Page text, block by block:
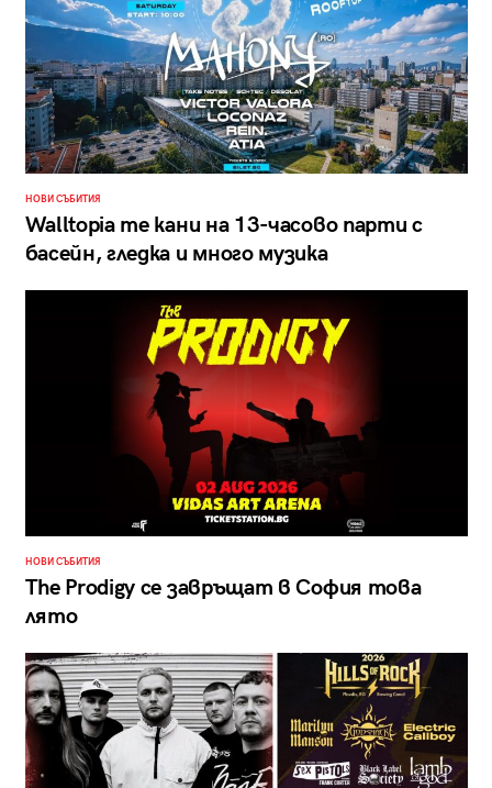
НОВИ СЪБИТИЯ
Walltopia те кани на 13-часово парти с
басейн, гледка и много музика
НОВИ СЪБИТИЯ
The Prodigy се завръщат в София това
лято